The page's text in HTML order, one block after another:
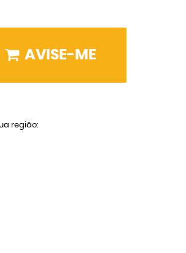
AVISE-ME
região: